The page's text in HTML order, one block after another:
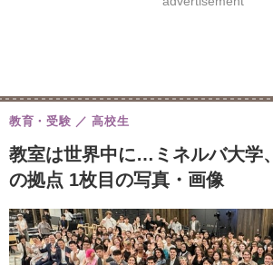
8月開催学校説明会・相談会
教室は世界中に…ミネルバ大学
の拠点 1枚目の写真・画像
教育・受験 高校生